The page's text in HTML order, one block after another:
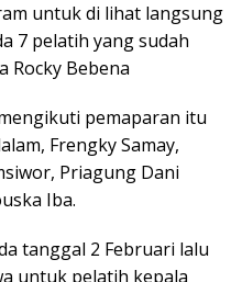
untuk di lihat langsung
7 pelatih yang sudah
Rocky Bebena
pemaparan itu
Frengky Samay,
Priagung Dani
Iba.
tanggal 2 Februari lalu
untuk pelatih kepala